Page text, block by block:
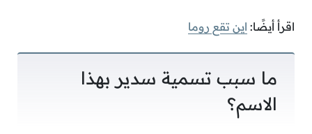
اقرأ أيضًا: اين تقع روما
ما سبب تسمية سدير بهذا
الاسم؟